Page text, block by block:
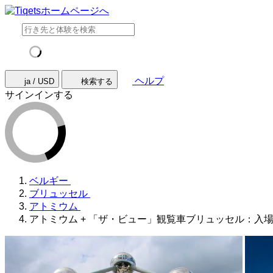
ja / USD 検索する
ヘルプ
サインインする
ベルギー
ブリュッセル
アトミウム
アトミウム + 「ザ・ビュー」観覧車ブリュッセル：入